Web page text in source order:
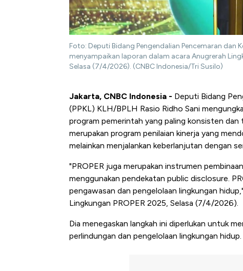
Foto: Deputi Bidang Pengendalian Pencemaran dan
menyampaikan laporan dalam acara Anugrerah
Selasa (7/4/2026). (CNBC Indonesia/Tri Susilo)
Jakarta, CNBC Indonesia - Deputi Bidang
(PPKL) KLH/BPLH Rasio Ridho Sani
program pemerintah yang paling konsisten dan
merupakan program penilaian kinerja yang
melainkan menjalankan keberlanjutan dengan
"PROPER juga merupakan instrumen
menggunakan pendekatan public disclosure.
pengawasan dan pengelolaan lingkungan
Lingkungan PROPER 2025, Selasa (7/4/2026).
Dia menegaskan langkah ini diperlukan untuk
perlindungan dan pengelolaan lingkungan hidup.